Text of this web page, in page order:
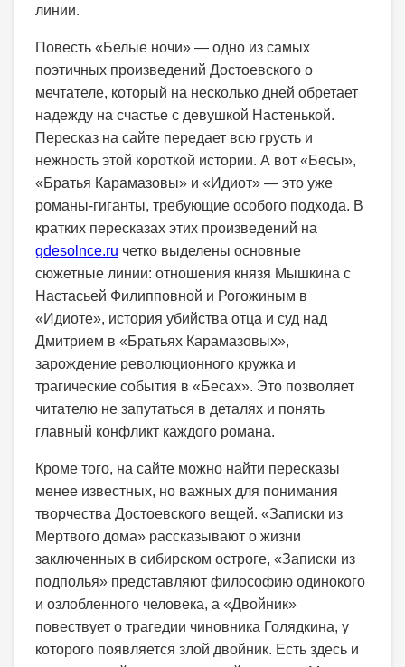
линии.
Повесть «Белые ночи» — одно из самых
поэтичных произведений Достоевского о
мечтателе, который на несколько дней обретает
надежду на счастье с девушкой Настенькой.
Пересказ на сайте передает всю грусть и
нежность этой короткой истории. А вот «Бесы»,
«Братья Карамазовы» и «Идиот» — это уже
романы-гиганты, требующие особого подхода. В
кратких пересказах этих произведений на
gdesolnce.ru четко выделены основные
сюжетные линии: отношения князя Мышкина с
Настасьей Филипповной и Рогожиным в
«Идиоте», история убийства отца и суд над
Дмитрием в «Братьях Карамазовых»,
зарождение революционного кружка и
трагические события в «Бесах». Это позволяет
читателю не запутаться в деталях и понять
главный конфликт каждого романа.
Кроме того, на сайте можно найти пересказы
менее известных, но важных для понимания
творчества Достоевского вещей. «Записки из
Мертвого дома» рассказывают о жизни
заключенных в сибирском остроге, «Записки из
подполья» представляют философию одинокого
и озлобленного человека, а «Двойник»
повествует о трагедии чиновника Голядкина, у
которого появляется злой двойник. Есть здесь и